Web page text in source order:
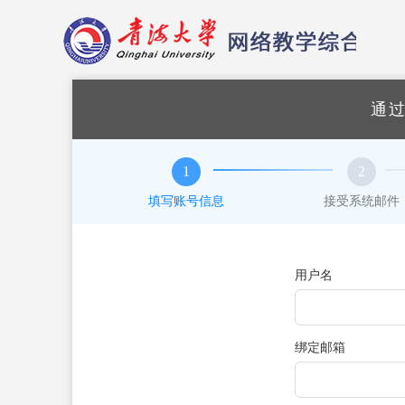
通
1
填写账号信息
2
接受系统邮件
用户名
绑定邮箱